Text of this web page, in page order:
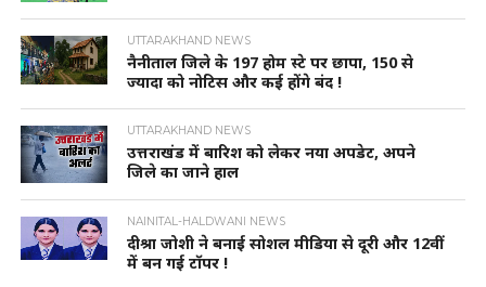
UTTARAKHAND NEWS
नैनीताल जिले के 197 होम स्टे पर छापा, 150 से
ज्यादा को नोटिस और कई होंगे बंद !
UTTARAKHAND NEWS
उत्तराखंड में बारिश को लेकर नया अपडेट, अपने
जिले का जाने हाल
NAINITAL-HALDWANI NEWS
दीश्रा जोशी ने बनाई सोशल मीडिया से दूरी और 12वीं
में बन गई टॉपर !